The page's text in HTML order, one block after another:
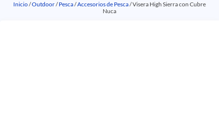
Inicio/Outdoor/Pesca/Accesorios de Pesca/ Visera High Sierra con Cubre
Nuca